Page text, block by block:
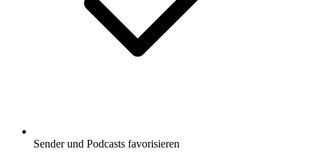
Sender und Podcasts favorisieren